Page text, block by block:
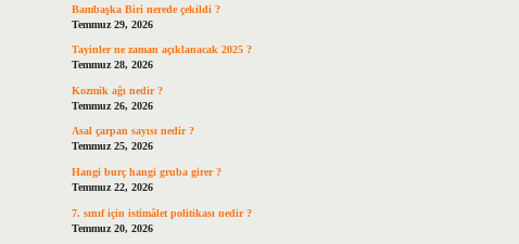
Bambaşka Biri nerede çekildi ?
Temmuz 29, 2026
Tayinler ne zaman açıklanacak 2025 ?
Temmuz 28, 2026
Kozmik ağı nedir ?
Temmuz 26, 2026
Asal çarpan sayısı nedir ?
Temmuz 25, 2026
Hangi burç hangi gruba girer ?
Temmuz 22, 2026
7. sınıf için istimâlet politikası nedir ?
Temmuz 20, 2026